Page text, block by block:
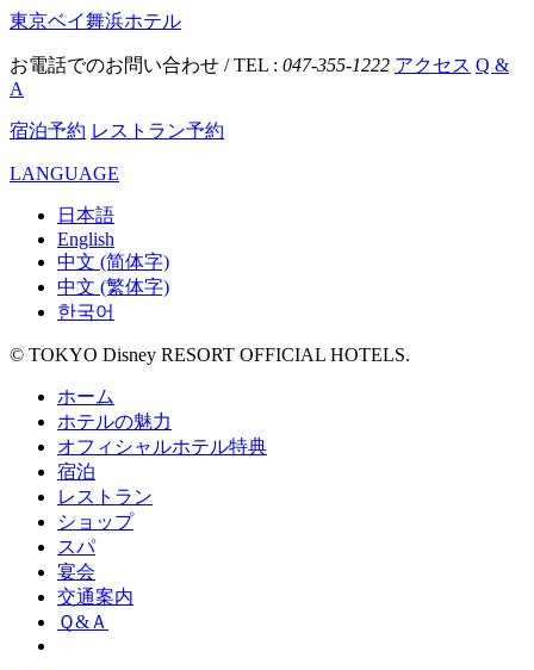
東京ベイ舞浜ホテル
お電話でのお問い合わせ / TEL : 047-355-1222 アクセス Q &
A
宿泊予約 レストラン予約
LANGUAGE
日本語
English
中文 (简体字)
中文 (繁体字)
한국어
© TOKYO Disney RESORT OFFICIAL HOTELS.
ホーム
ホテルの魅力
オフィシャルホテル特典
宿泊
レストラン
ショップ
スパ
宴会
交通案内
Ｑ&Ａ